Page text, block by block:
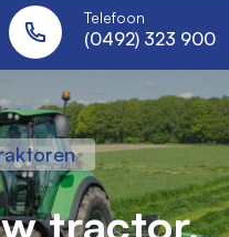
Telefoon
(0492) 323 900
tractor,
gazon,
in